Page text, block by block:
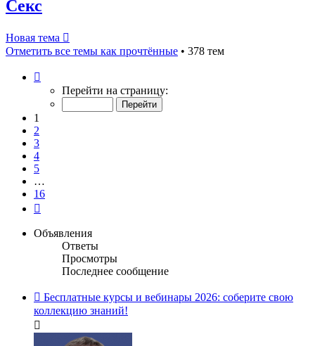
Секс
Новая тема
Отметить все темы как прочтённые • 378 тем
Перейти на страницу:
1
2
3
4
5
…
16
Объявления
Ответы
Просмотры
Последнее сообщение
Бесплатные курсы и вебинары 2026: соберите свою
коллекцию знаний!